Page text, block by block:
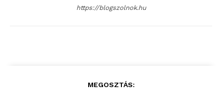
https://blogszolnok.hu
MEGOSZTÁS: